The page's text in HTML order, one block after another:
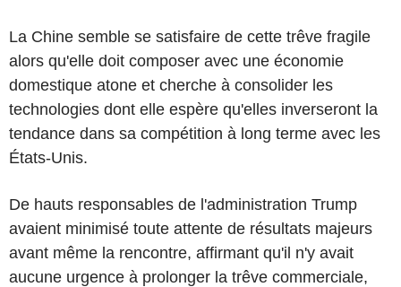
La Chine semble se satisfaire de cette trêve fragile
alors qu'elle doit composer avec une économie
domestique atone et cherche à consolider les
technologies dont elle espère qu'elles inverseront la
tendance dans sa compétition à long terme avec les
États-Unis.
De hauts responsables de l'administration Trump
avaient minimisé toute attente de résultats majeurs
avant même la rencontre, affirmant qu'il n'y avait
aucune urgence à prolonger la trêve commerciale,